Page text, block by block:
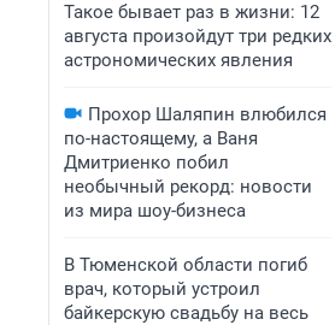
Такое бывает раз в жизни: 12
августа произойдут три редких
астрономических явления
Прохор Шаляпин влюбился
по-настоящему, а Ваня
Дмитриенко побил
необычный рекорд: новости
из мира шоу-бизнеса
В Тюменской области погиб
врач, который устроил
байкерскую свадьбу на весь